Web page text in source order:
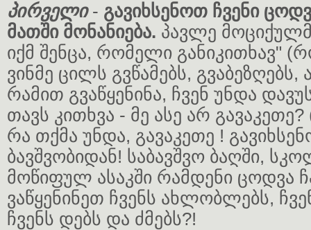
პირველი - გავიხსენოთ ჩვენი
მათში მონანიება. პავლე
იქმ შენცა, რომელი განიკითხავ"
ვინმე ცილს გვწამებს,
რამით გვაწყენინა, ჩვენ უნდა
თავს კითხვა - მე ასე არ
რა თქმა უნდა, გავაკეთე !
ბავშვობიდან! საბავშვო ბაღში,
მოწიფულ ასაკში რამდენი ცოდვა
ვაწყენინეთ ჩვენს ახლობლებს,
ჩვენს დებს და ძმებს?!